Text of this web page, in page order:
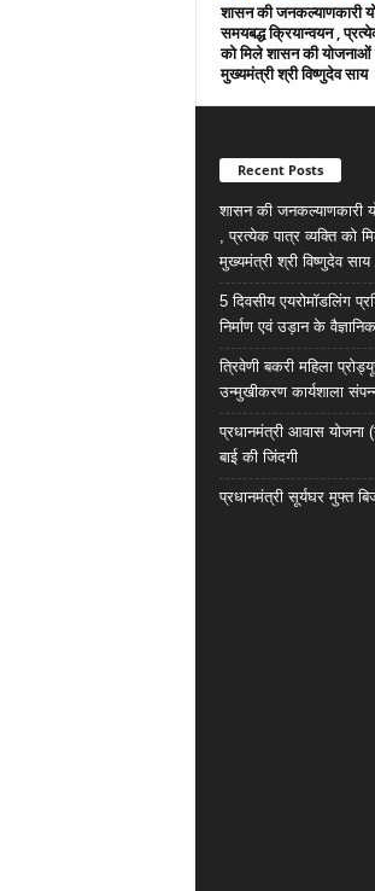
शासन की जनकल्याणकारी
समयबद्ध क्रियान्वयन ,
को मिले शासन की योजनाओं
मुख्यमंत्री श्री विष्णुदेव साय
Recent Posts
शासन की जनकल्याणकारी
, प्रत्येक पात्र व्यक्ति
मुख्यमंत्री श्री विष्णुदेव साय
5 दिवसीय एयरोमॉडलिंग
निर्माण एवं उड़ान के
त्रिवेणी बकरी महिला
उन्मुखीकरण कार्यशाला
प्रधानमंत्री आवास योजना
बाई की जिंदगी
प्रधानमंत्री सूर्यघर मुफ्त